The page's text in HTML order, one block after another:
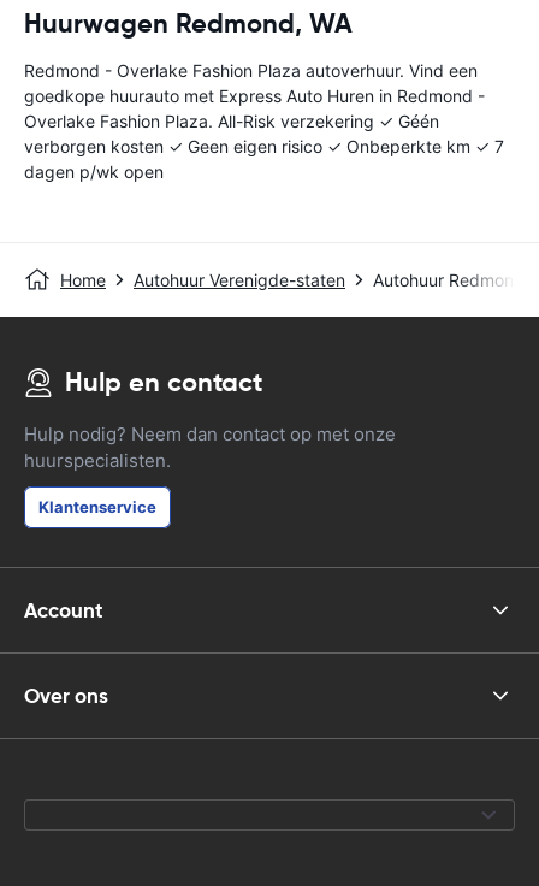
Huurwagen Redmond, WA
Redmond - Overlake Fashion Plaza autoverhuur. Vind een
goedkope huurauto met Express Auto Huren in Redmond -
Overlake Fashion Plaza. All-Risk verzekering ✓ Géén
verborgen kosten ✓ Geen eigen risico ✓ Onbeperkte km ✓ 7
dagen p/wk open
Home Autohuur Verenigde-staten Autohuur Redmond
Hulp en contact
Hulp nodig? Neem dan contact op met onze
huurspecialisten.
Klantenservice
Account
Over ons